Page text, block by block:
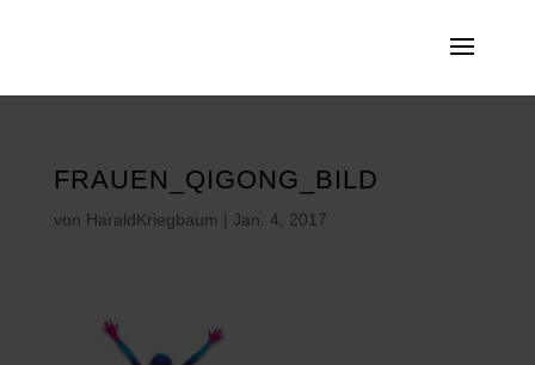
FRAUEN_QIGONG_BILD
von HaraldKriegbaum | Jan. 4, 2017